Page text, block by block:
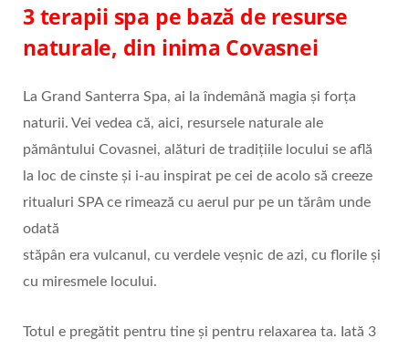
3 terapii spa pe bază de resurse
naturale, din inima Covasnei
La Grand Santerra Spa, ai la îndemână magia și forța
naturii. Vei vedea că, aici, resursele naturale ale
pământului Covasnei, alături de tradițiile locului se află
la loc de cinste și i-au inspirat pe cei de acolo să creeze
ritualuri SPA ce rimează cu aerul pur pe un tărâm unde
odată
stăpân era vulcanul, cu verdele veșnic de azi, cu florile și
cu miresmele locului.
Totul e pregătit pentru tine și pentru relaxarea ta. Iată 3